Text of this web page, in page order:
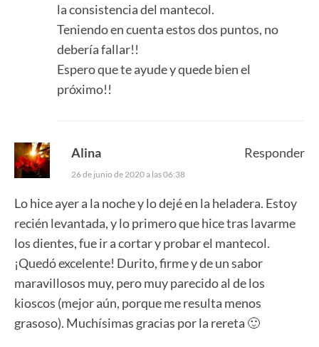
la consistencia del mantecol.
Teniendo en cuenta estos dos puntos, no
debería fallar!!
Espero que te ayude y quede bien el
próximo!!
Alina
26 de junio de 2020 a las 06:38
Lo hice ayer a la noche y lo dejé en la heladera. Estoy
recién levantada, y lo primero que hice tras lavarme
los dientes, fue ir a cortar y probar el mantecol.
¡Quedó excelente! Durito, firme y de un sabor
maravillosos muy, pero muy parecido al de los
kioscos (mejor aún, porque me resulta menos
grasoso). Muchísimas gracias por la rereta 🙂
Responder